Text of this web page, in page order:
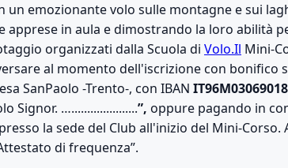
un emozionante volo sulle montagne e sui
apprese in aula e dimostrando la loro abilità
organizzati dalla Scuola di Volo.Il Mini-
al momento dell'iscrizione con bonifico
SanPaolo -Trento-, con IBAN
Signor. ….....................”, oppure pagando in
la sede del Club all'inizio del Mini-Corso.
di frequenza”.